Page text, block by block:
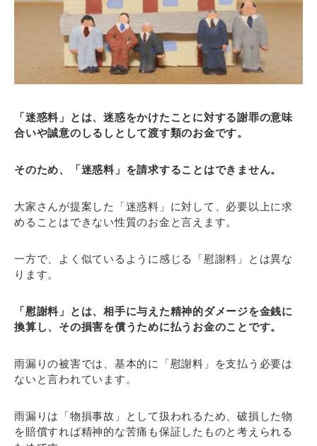
「迷惑料」とは、迷惑をかけたことに対する謝罪の意味
合いや誠意のしるしとして渡す類のお金です。
そのため、「迷惑料」を請求することはできません。
大家さんが提案した「迷惑料」に対して、必要以上に求
めることはできない性質のお金と言えます。
一方で、よく似ているように感じる「慰謝料」とは異な
ります。
「慰謝料」とは、相手に与えた精神的ダメージを金銭に
換算し、その損害を償うために払うお金のことです。
雨漏りの被害では、基本的に「慰謝料」を支払う必要は
ないと言われています。
雨漏りは「物損事故」として扱われるため、破損した物
を賠償すれば精神的な苦痛も保証したものと考えられる